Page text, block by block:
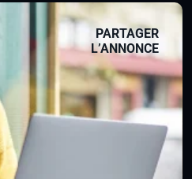
PARTAGER
L’ANNONCE